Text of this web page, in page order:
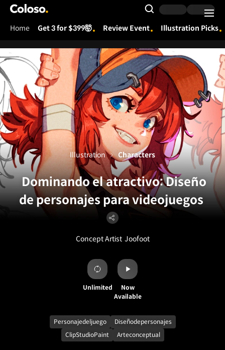
Coloso.
Search Input
Home Get 3 for $399🤯 Review Event Illustration Picks
Dominando el atractivo: Diseño
de personajes para videojuegos
Concept Artist Joofoot
Illustration Characters
Unlimited
Now
Available
Personajedeljuego
Diseñodepersonajes
ClipStudioPaint
Arteconceptual